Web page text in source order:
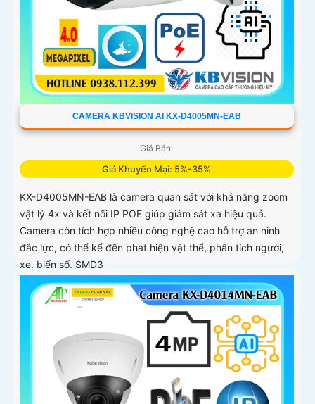
CAMERA KBVISION AI KX-D4005MN-EAB
Giá Bán:
Giá Khuyến Mại: 5%-35%
KX-D4005MN-EAB là camera quan sát với khả năng zoom
vật lý 4x và kết nối IP POE giúp giám sát xa hiệu quả.
Camera còn tích hợp nhiều công nghệ cao hỗ trợ an ninh
đắc lực, có thể kể đến phát hiện vật thể, phân tích người,
xe, biển số, SMD3